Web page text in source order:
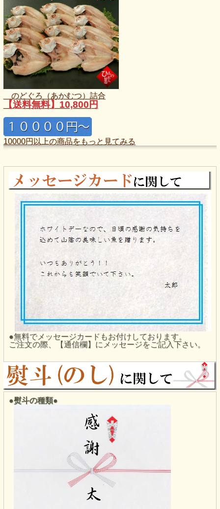
のどぐろ（あかむつ）詰合
【送料無料】10,800円
10000円以上の商品をもっと見てみる
●無料でメッセージカードもお付けしております。
ご注文の際、【通信欄】にメッセージをご記入下さい。
●熨斗の種類●